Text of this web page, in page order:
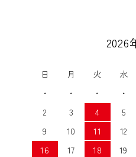
2026
日 月 火 水
・
・ ・ ・
2
3 4 5
9
10 11 12
16
17 18 19